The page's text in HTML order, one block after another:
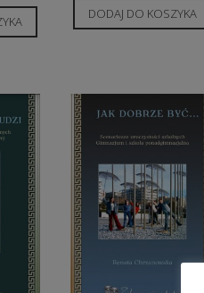
DODAJ DO KOSZYKA